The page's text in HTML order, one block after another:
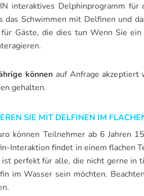
interaktives Delphinprogramm
das Schwimmen mit Delfinen und
Gäste, die dies tun Wenn Sie
könnenauf Anfrage akzeptiert
gehalten.
SIE MIT DELFINEN IM
können Teilnehmer ab 6 Jahren
Interaktion findet in einem flachen
ist perfekt für alle, die nicht gerne in
im Wasser sein möchten.